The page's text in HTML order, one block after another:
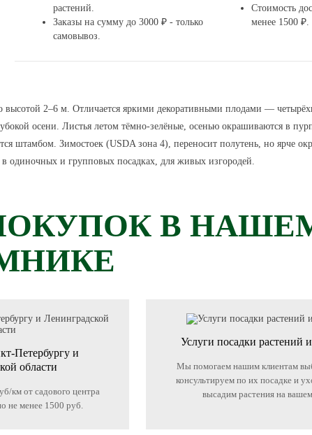
растений.
Заказы на сумму до 3000 ₽ - только
самовывоз.
Стоимость
менее 1500 ₽.
высотой 2–6 м. Отличается яркими декоративными плодами —
осени. Листья летом тёмно-зелёные, осенью окрашиваются в
штамбом. Зимостоек (USDA зона 4), переносит полутень, но ярче
одиночных и групповых посадках, для живых изгородей.
В
Петербургу и
области
км от садового центра
не менее 1500 руб.
Услуги посадки растений
Мы помогаем нашим клиентам
консультируем по их посадке и
высадим растения на